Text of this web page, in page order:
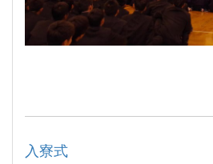
入寮式